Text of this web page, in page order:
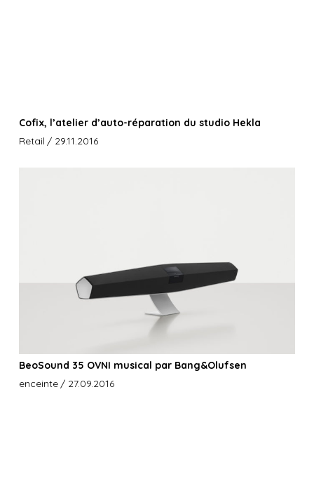
Cofix, l’atelier d’auto-réparation du studio Hekla
Retail / 29.11.2016
BeoSound 35 OVNI musical par Bang&Olufsen
enceinte / 27.09.2016